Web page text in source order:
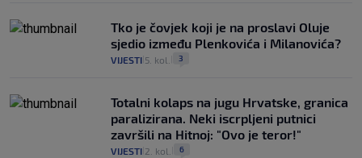
Tko je čovjek koji je na proslavi Oluje
sjedio između Plenkovića i Milanovića?
VIJESTI 5. kol. 3
Totalni kolaps na jugu Hrvatske, granica
paralizirana. Neki iscrpljeni putnici
završili na Hitnoj: "Ovo je teror!"
VIJESTI 2. kol. 6